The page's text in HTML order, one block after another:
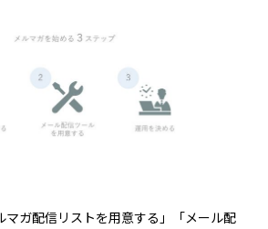
マガ配信リストを用意する」「メール配